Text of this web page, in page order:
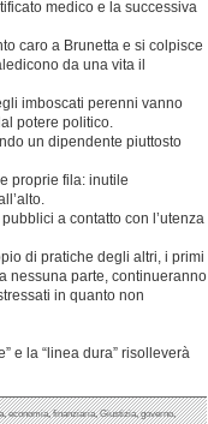
medico e la successiva
caro a Brunetta e si colpisce
da una vita il
imboscati perenni vanno
potere politico.
un dipendente piuttosto
proprie fila: inutile
a contatto con l’utenza
di pratiche degli altri, i primi
nessuna parte, continueranno
in quanto non
e la “linea dura” risolleverà
,economia,finanziaria,Giustizia,governo,